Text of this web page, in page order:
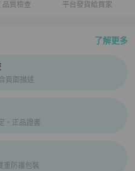
品質檢查 平台發貨給買家
了解更多
購檢驗流程介紹
頁面描述
、正品證書
重防護包裝